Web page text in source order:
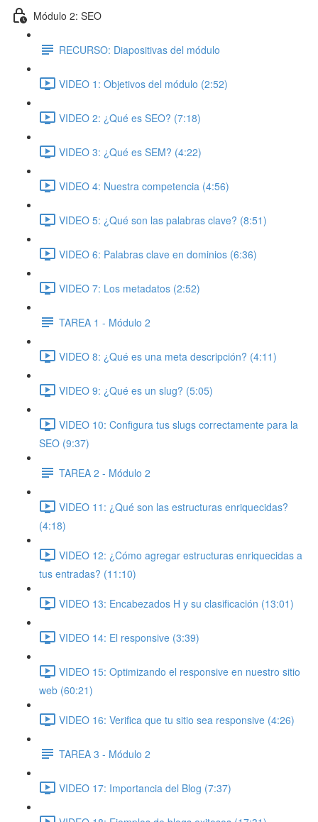
Módulo 2: SEO
RECURSO: Diapositivas del módulo
VIDEO 1: Objetivos del módulo (2:52)
VIDEO 2: ¿Qué es SEO? (7:18)
VIDEO 3: ¿Qué es SEM? (4:22)
VIDEO 4: Nuestra competencia (4:56)
VIDEO 5: ¿Qué son las palabras clave? (8:51)
VIDEO 6: Palabras clave en dominios (6:36)
VIDEO 7: Los metadatos (2:52)
TAREA 1 - Módulo 2
VIDEO 8: ¿Qué es una meta descripción? (4:11)
VIDEO 9: ¿Qué es un slug? (5:05)
VIDEO 10: Configura tus slugs correctamente para la
SEO (9:37)
TAREA 2 - Módulo 2
VIDEO 11: ¿Qué son las estructuras enriquecidas?
(4:18)
VIDEO 12: ¿Cómo agregar estructuras enriquecidas a
tus entradas? (11:10)
VIDEO 13: Encabezados H y su clasificación (13:01)
VIDEO 14: El responsive (3:39)
VIDEO 15: Optimizando el responsive en nuestro sitio
web (60:21)
VIDEO 16: Verifica que tu sitio sea responsive (4:26)
TAREA 3 - Módulo 2
VIDEO 17: Importancia del Blog (7:37)